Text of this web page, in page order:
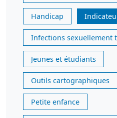
Handicap
Infections sexuellement
Jeunes et étudiants
Outils cartographiques
Petite enfance